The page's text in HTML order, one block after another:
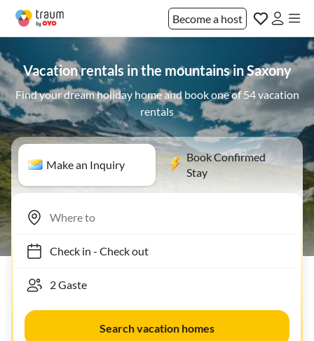
Become a host
Vacation rentals in the mountains in Saxony
Find your dream holiday home and book one of 54 vacation
rentals
Make an Inquiry
Book Confirmed
Stay
Check in- Check out
Search vacation homes